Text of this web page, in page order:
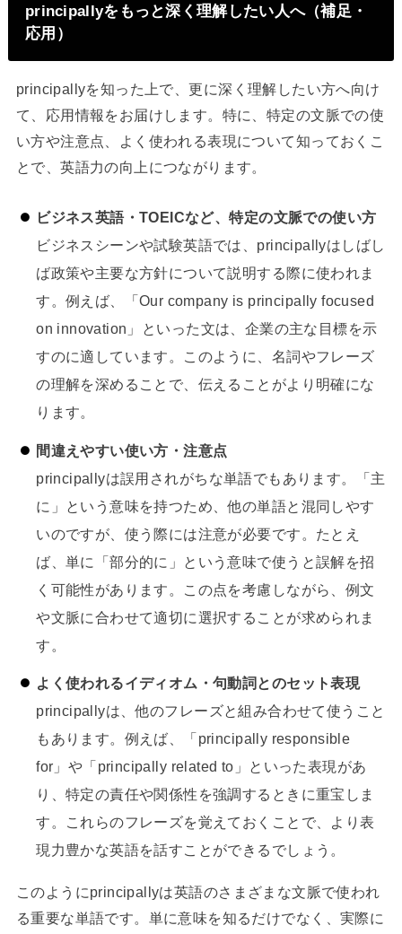
principallyをもっと深く理解したい人へ（補足・
応用）
principallyを知った上で、更に深く理解したい方へ向け
て、応用情報をお届けします。特に、特定の文脈での使
い方や注意点、よく使われる表現について知っておくこ
とで、英語力の向上につながります。
ビジネス英語・TOEICなど、特定の文脈での使い方
ビジネスシーンや試験英語では、principallyはしばし
ば政策や主要な方針について説明する際に使われま
す。例えば、「Our company is principally focused
on innovation」といった文は、企業の主な目標を示
すのに適しています。このように、名詞やフレーズ
の理解を深めることで、伝えることがより明確にな
ります。
間違えやすい使い方・注意点
principallyは誤用されがちな単語でもあります。「主
に」という意味を持つため、他の単語と混同しやす
いのですが、使う際には注意が必要です。たとえ
ば、単に「部分的に」という意味で使うと誤解を招
く可能性があります。この点を考慮しながら、例文
や文脈に合わせて適切に選択することが求められま
す。
よく使われるイディオム・句動詞とのセット表現
principallyは、他のフレーズと組み合わせて使うこと
もあります。例えば、「principally responsible
for」や「principally related to」といった表現があ
り、特定の責任や関係性を強調するときに重宝しま
す。これらのフレーズを覚えておくことで、より表
現力豊かな英語を話すことができるでしょう。
このようにprincipallyは英語のさまざまな文脈で使われ
る重要な単語です。単に意味を知るだけでなく、実際に